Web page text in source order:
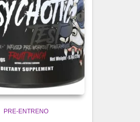
PRE-ENTRENO